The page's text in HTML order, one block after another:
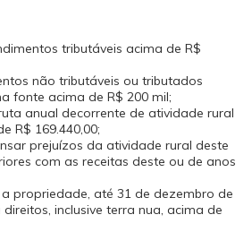
tributáveis acima de R$
não tributáveis ou tributados
fonte acima de R$ 200 mil;
anual decorrente de atividade rural
R$ 169.440,00;
prejuízos da atividade rural deste
com as receitas deste ou de anos
propriedade, até 31 de dezembro de
direitos, inclusive terra nua, acima de